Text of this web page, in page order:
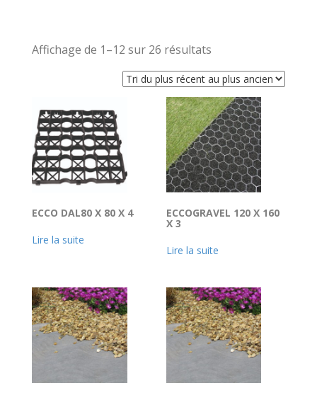
Affichage de 1–12 sur 26 résultats
ECCO DAL80 X 80 X 4
Lire la suite
ECCOGRAVEL 120 X 160
X 3
Lire la suite